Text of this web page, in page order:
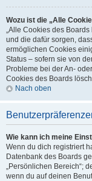
Wozu ist die „Alle
„Alle Cookies des
und die dafür sorgen,
ermöglichen Cookies
Status – sofern sie von
Probleme bei der An-
Cookies des Boards
Nach oben
Wie kann ich meine
Wenn du dich registriert
Datenbank des Boards
„Persönlichen Bereich“;
wenn du auf deinen